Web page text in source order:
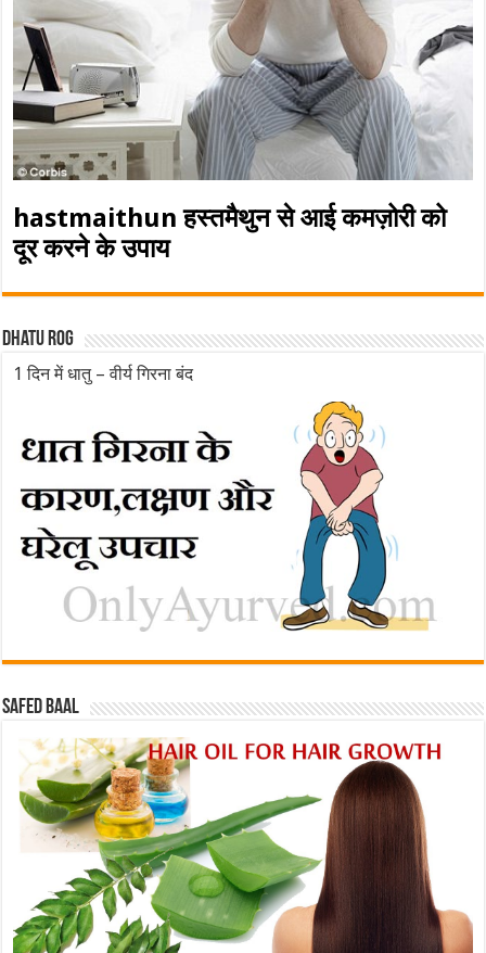
hastmaithun हस्तमैथुन से आई कमज़ोरी को
दूर करने के उपाय
Dhatu rog
1 दिन में धातु – वीर्य गिरना बंद
Safed baal